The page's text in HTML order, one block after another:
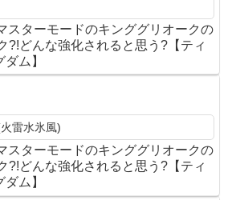
スターモードのキンググリオークの
?!どんな強化されると思う?【ティ
ム】
雷水氷風)
スターモードのキンググリオークの
?!どんな強化されると思う?【ティ
ム】